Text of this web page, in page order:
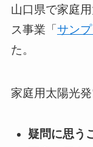
山口県で家庭
ス事業「 サン
た。
家庭用太陽光発
疑問に思う